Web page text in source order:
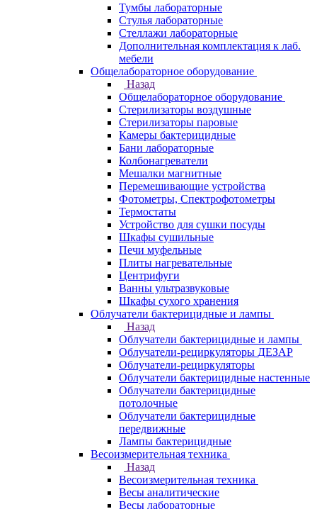
Тумбы лабораторные
Стулья лабораторные
Стеллажи лабораторные
Дополнительная комплектация к лаб.
мебели
Общелабораторное оборудование
Назад
Общелабораторное оборудование
Стерилизаторы воздушные
Стерилизаторы паровые
Камеры бактерицидные
Бани лабораторные
Колбонагреватели
Мешалки магнитные
Перемешивающие устройства
Фотометры, Спектрофотометры
Термостаты
Устройство для сушки посуды
Шкафы сушильные
Печи муфельные
Плиты нагревательные
Центрифуги
Ванны ультразвуковые
Шкафы сухого хранения
Облучатели бактерицидные и лампы
Назад
Облучатели бактерицидные и лампы
Облучатели-рециркуляторы ДЕЗАР
Облучатели-рециркуляторы
Облучатели бактерицидные настенные
Облучатели бактерицидные
потолочные
Облучатели бактерицидные
передвижные
Лампы бактерицидные
Весоизмерительная техника
Назад
Весоизмерительная техника
Весы аналитические
Весы лабораторные